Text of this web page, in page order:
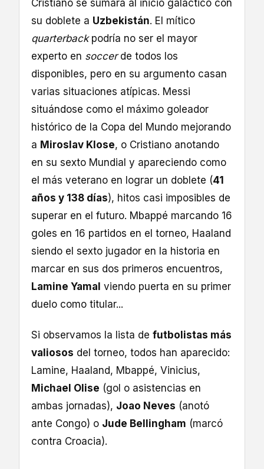
Cristiano se sumara al inicio galáctico con
su doblete a Uzbekistán. El mítico
quarterbackpodría no ser el mayor
experto en soccerde todos los
disponibles, pero en su argumento casan
varias situaciones atípicas. Messi
situándose como el máximo goleador
histórico de la Copa del Mundo mejorando
a Miroslav Klose, o Cristiano anotando
en su sexto Mundial y apareciendo como
el más veterano en lograr un doblete (41
años y 138 días), hitos casi imposibles de
superar en el futuro. Mbappé marcando 16
goles en 16 partidos en el torneo, Haaland
siendo el sexto jugador en la historia en
marcar en sus dos primeros encuentros,
Lamine Yamal viendo puerta en su primer
duelo como titular...
Si observamos la lista de futbolistas más
valiosos del torneo, todos han aparecido:
Lamine, Haaland, Mbappé, Vinicius,
Michael Olise (gol o asistencias en
ambas jornadas), Joao Neves (anotó
ante Congo) o Jude Bellingham (marcó
contra Croacia).